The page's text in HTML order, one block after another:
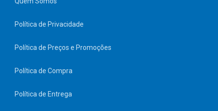
Política de Privacidade
Política de Preços e Promoções
Política de Compra
Política de Entrega